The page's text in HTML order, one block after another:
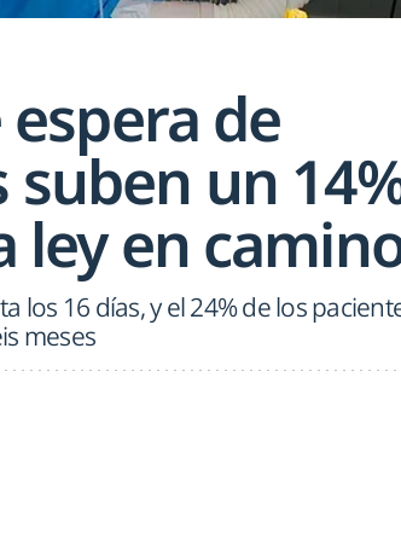
de
un
ley en
los 16 días, y el 24% de los
meses